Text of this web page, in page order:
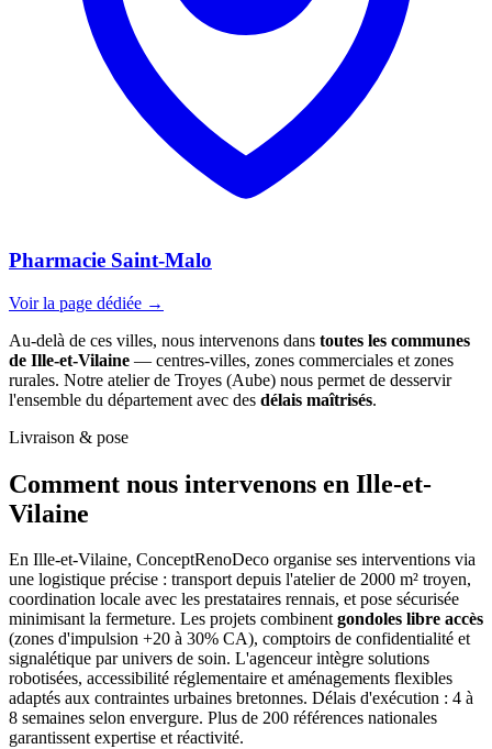
Pharmacie Saint-Malo
Voir la page dédiée →
Au-delà de ces villes, nous intervenons dans toutes les communes
de Ille-et-Vilaine — centres-villes, zones commerciales et zones
rurales. Notre atelier de Troyes (Aube) nous permet de desservir
l'ensemble du département avec des délais maîtrisés.
Livraison & pose
Comment nous intervenons en Ille-et-
Vilaine
En Ille-et-Vilaine, ConceptRenoDeco organise ses interventions via
une logistique précise : transport depuis l'atelier de 2000 m² troyen,
coordination locale avec les prestataires rennais, et pose sécurisée
minimisant la fermeture. Les projets combinentgondoles libre accès
(zones d'impulsion +20 à 30% CA), comptoirs de confidentialité et
signalétique par univers de soin. L'agenceur intègre solutions
robotisées, accessibilité réglementaire et aménagements flexibles
adaptés aux contraintes urbaines bretonnes. Délais d'exécution : 4 à
8 semaines selon envergure. Plus de 200 références nationales
garantissent expertise et réactivité.